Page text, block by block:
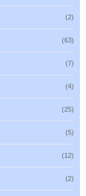
(2)
(63)
(7)
(4)
(25)
(5)
(12)
(2)